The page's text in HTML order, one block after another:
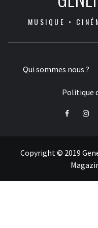
MUSIQUE •
Qui sommes nous ?
Politique
Facebook
Copyright © 2019